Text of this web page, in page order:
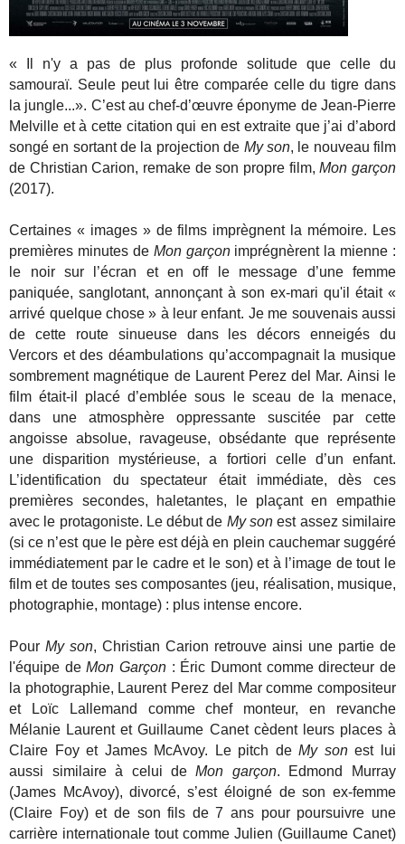
« Il n'y a pas de plus profonde solitude que celle du
samouraï. Seule peut lui être comparée celle du tigre dans
la jungle...». C’est au chef-d’œuvre éponyme de Jean-Pierre
Melville et à cette citation qui en est extraite que j’ai d’abord
songé en sortant de la projection de My son, le nouveau film
de Christian Carion, remake de son propre film,Mon garçon
(2017).
Certaines « images » de films imprègnent la mémoire. Les
premières minutes de Mon garçonimprégnèrent la mienne :
le noir sur l’écran et en off le message d’une femme
paniquée, sanglotant, annonçant à son ex-mari qu'il était «
arrivé quelque chose » à leur enfant. Je me souvenais aussi
de cette route sinueuse dans les décors enneigés du
Vercors et des déambulations qu’accompagnait la musique
sombrement magnétique de Laurent Perez del Mar. Ainsi le
film était-il placé d’emblée sous le sceau de la menace,
dans une atmosphère oppressante suscitée par cette
angoisse absolue, ravageuse, obsédante que représente
une disparition mystérieuse, a fortiori celle d’un enfant.
L’identification du spectateur était immédiate, dès ces
premières secondes, haletantes, le plaçant en empathie
avec le protagoniste. Le début de My son est assez similaire
(si ce n’est que le père est déjà en plein cauchemar suggéré
immédiatement par le cadre et le son) et à l’image de tout le
film et de toutes ses composantes (jeu, réalisation, musique,
photographie, montage) : plus intense encore.
PourMy son, Christian Carion retrouve ainsi une partie de
l'équipe deMon Garçon : Éric Dumont comme directeur de
la photographie, Laurent Perez del Mar comme compositeur
et Loïc Lallemand comme chef monteur, en revanche
Mélanie Laurent et Guillaume Canet cèdent leurs places à
Claire Foy et James McAvoy. Le pitch deMy sonest lui
aussi similaire à celui deMon garçon. Edmond Murray
(James McAvoy), divorcé, s’est éloigné de son ex-femme
(Claire Foy) et de son fils de 7 ans pour poursuivre une
carrière internationale tout comme Julien (Guillaume Canet)